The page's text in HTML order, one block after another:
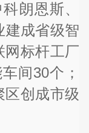
朗恩斯、
建成省级智
网标杆工厂
间30个；
区创成市级